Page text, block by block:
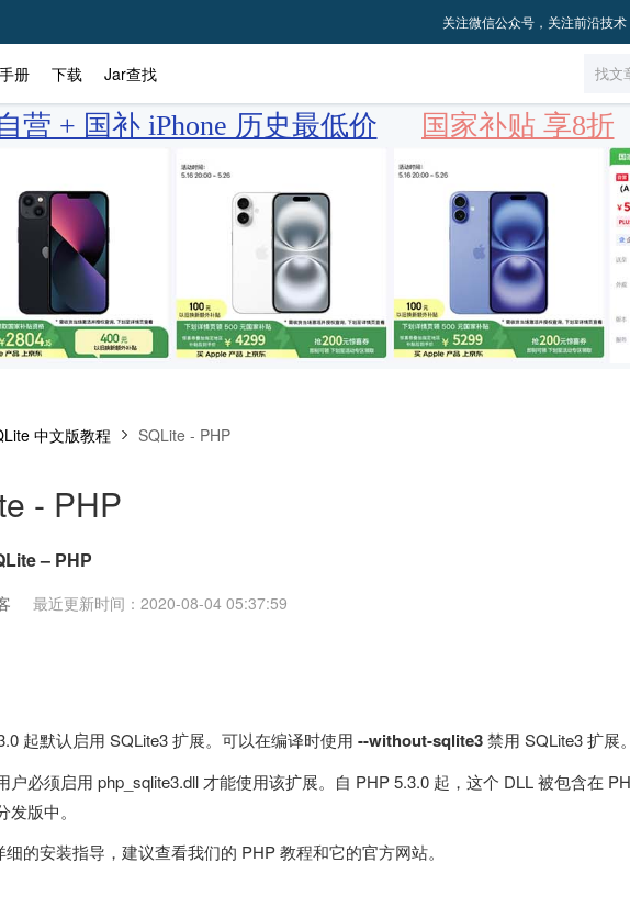
关注微信公众号，关注前沿技
手册 下载 Jar查找
营 + 国补 iPhone 历史最低价 国家补贴 享8折
中文版教程 SQLite - PHP
- PHP
– PHP
最近更新时间：2020-08-04 05:37:59
起默认启用 SQLite3 扩展。可以在编译时使用 --without-sqlite3禁用 SQLite3 扩展。
户必须启用 php_sqlite3.dll 才能使用该扩展。自 PHP 5.3.0 起，这个 DLL 被包含在
发版中。
的安装指导，建议查看我们的 PHP 教程和它的官方网站。